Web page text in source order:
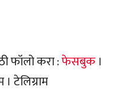
फॉलो करा :फेसबुक ।
। टेलिग्राम